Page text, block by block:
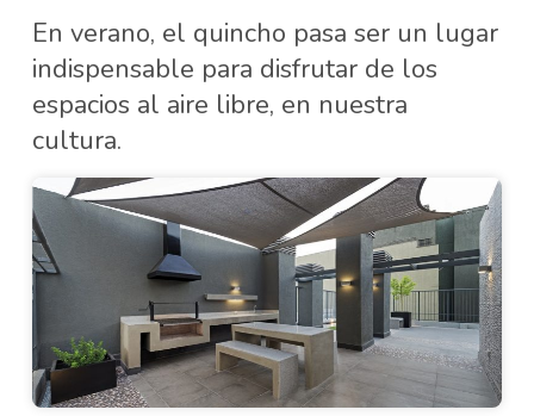
En verano, el quincho pasa ser un lugar
indispensable para disfrutar de los
espacios al aire libre, en nuestra
cultura.